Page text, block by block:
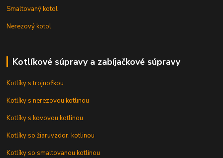
Smaltovaný kotol
Nerezový kotol
Kotlíkové súpravy a zabíjačkové súpravy
Kotlíky s trojnožkou
Kotlíky s nerezovou kotlinou
Kotlíky s kovovou kotlinou
Kotlíky so žiaruvzdor. kotlinou
Kotlíky so smaltovanou kotlinou